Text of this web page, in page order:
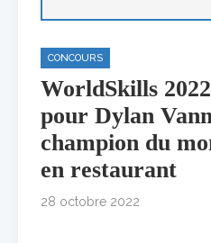
CONCOURS
WorldSkills
pour Dylan
champion du
en restaurant
28 octobre 2022